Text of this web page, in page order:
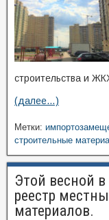
строительства и
(далее…)
Метки:
строительные
Этой весной
реестр
материалов.